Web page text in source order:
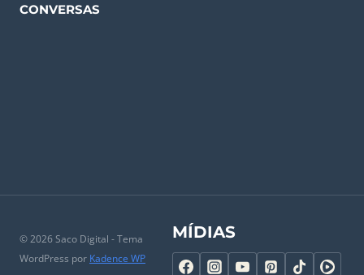
CONVERSAS
© 2026 Saco Digital - Tema
WordPress por Kadence WP
MÍDIAS